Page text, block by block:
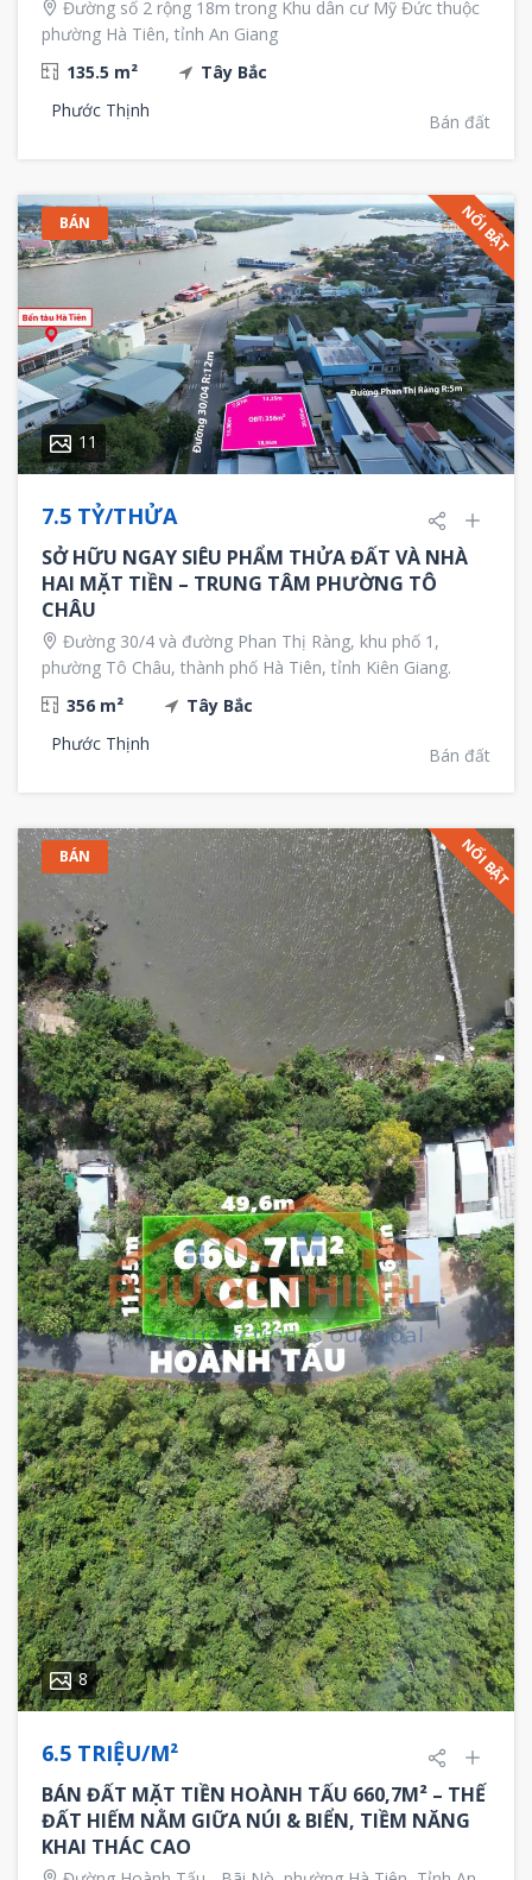
Đường số 2 rộng 18m trong Khu dân cư Mỹ Đức thuộc
phường Hà Tiên, tỉnh An Giang
135.5 m²
Tây Bắc
Phước Thịnh
Bán đất
BÁN NỔI BẬT
11
7.5 TỶ/THỬA
SỞ HỮU NGAY SIÊU PHẨM THỬA ĐẤT VÀ NHÀ
HAI MẶT TIỀN – TRUNG TÂM PHƯỜNG TÔ
CHÂU
Đường 30/4 và đường Phan Thị Ràng, khu phố 1,
phường Tô Châu, thành phố Hà Tiên, tỉnh Kiên Giang.
356 m²
Tây Bắc
Phước Thịnh
Bán đất
BÁN NỔI BẬT
8
6.5 TRIỆU/M²
BÁN ĐẤT MẶT TIỀN HOÀNH TẤU 660,7M² – THẾ
ĐẤT HIẾM NẰM GIỮA NÚI & BIỂN, TIỀM NĂNG
KHAI THÁC CAO